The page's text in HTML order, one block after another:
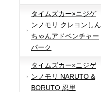
タイムズカー×ニジゲ
ンノモリ クレヨンしん
ちゃんアドベンチャー
パーク
タイムズカー×ニジゲ
ンノモリ NARUTO &
BORUTO 忍里